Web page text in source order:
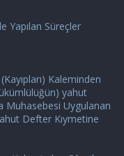
Yapılan Süreçler
Kaleminden
yahut
Muhasebesi Uygulanan
Defter Kıymetine